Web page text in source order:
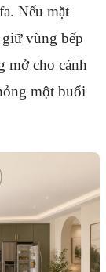
Nếu mặt
vùng bếp
mở cho cánh
một buổi